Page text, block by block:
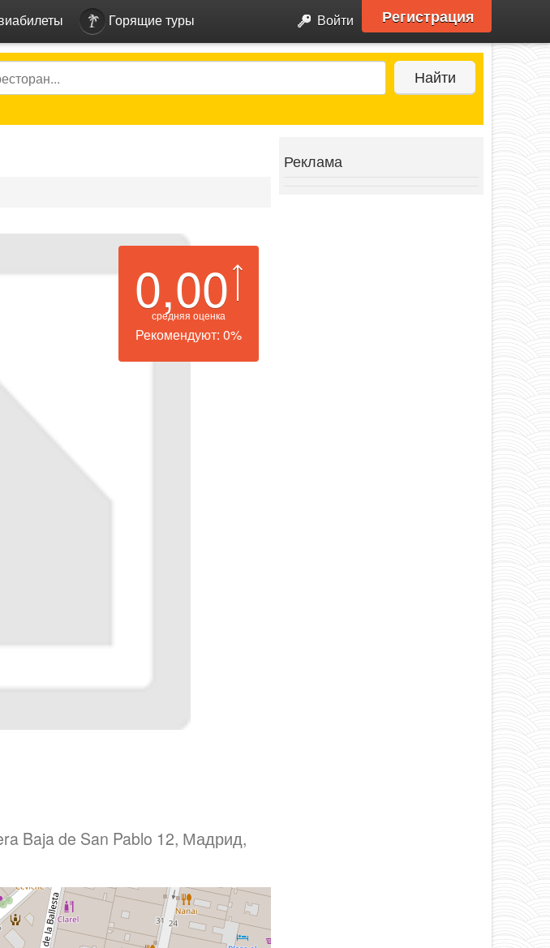
Горящие туры Войти Регистрация
Найти
0,00
средняя оценка
Рекомендуют: 0%
Baja de San Pablo 12, Мадрид,
Реклама